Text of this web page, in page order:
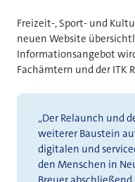
Freizeit-, Sport- und
neuen Website
Informationsangebot
Fachämtern und der ITK
„Der Relaunch und
weiterer Baustein
digitalen und
den Menschen in